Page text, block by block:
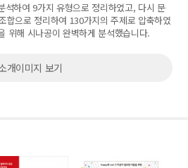
석하여 9가지 유형으로 정리하였고, 다시 문
합으로 정리하여 130가지의 주제로 압축하였
위해 시나공이 완벽하게 분석했습니다.
개이미지 보기